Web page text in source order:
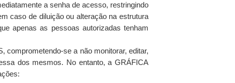
a senha de acesso, restringindo
caso de diluição ou alteração na estrutura
apenas as pessoas autorizadas tenham
comprometendo-se a não monitorar, editar,
dos mesmos. No entanto, a GRÁFICA